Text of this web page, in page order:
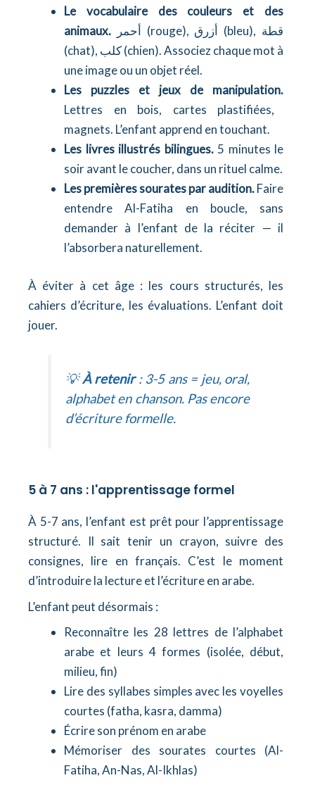
Le vocabulaire des couleurs et des
animaux.
(chat), كلب (chien). Associez chaque mot à
une image ou un objet réel.
Les puzzles et jeux de manipulation.
Lettres en bois, cartes plastifiées,
magnets. L’enfant apprend en touchant.
Les livres illustrés bilingues.5 minutes le
soir avant le coucher, dans un rituel calme.
Les premières sourates par audition.Faire
entendre Al-Fatiha en boucle, sans
demander à l’enfant de la réciter — il
l’absorbera naturellement.
À éviter à cet âge : les cours structurés, les
cahiers d’écriture, les évaluations. L’enfant doit
jouer.
💡À retenir: 3-5 ans = jeu, oral,
alphabet en chanson. Pas encore
d’écriture formelle.
5 à 7 ans : l'apprentissage formel
À 5-7 ans, l’enfant est prêt pour l’apprentissage
structuré. Il sait tenir un crayon, suivre des
consignes, lire en français. C’est le moment
d’introduire la lecture et l’écriture en arabe.
L’enfant peut désormais :
Reconnaître les 28 lettres de l’alphabet
arabe et leurs 4 formes (isolée, début,
milieu, fin)
Lire des syllabes simples avec les voyelles
courtes (fatha, kasra, damma)
Écrire son prénom en arabe
Mémoriser des sourates courtes (Al-
Fatiha, An-Nas, Al-Ikhlas)